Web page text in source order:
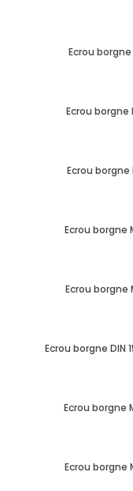
Ecrou
Ecrou borgne
Ecrou borgne
Ecrou borgne
Ecrou borgne
Ecrou borgne DIN
Ecrou borgne
Ecrou borgne